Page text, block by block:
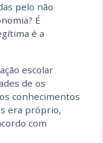
pelo não
É
é a
escolar
de os
conhecimentos
era próprio,
com